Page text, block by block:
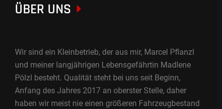
ÜBER UNS
Wir sind ein Kleinbetrieb, der aus mir, Marcel Pflanzl
und meiner langjährigen Lebensgefährtin Madlene
Pölzl besteht. Qualität steht bei uns seit Beginn,
Anfang des Jahres 2017 an oberster Stelle, daher
haben wir meist nie einen größeren Fahrzeugbestand